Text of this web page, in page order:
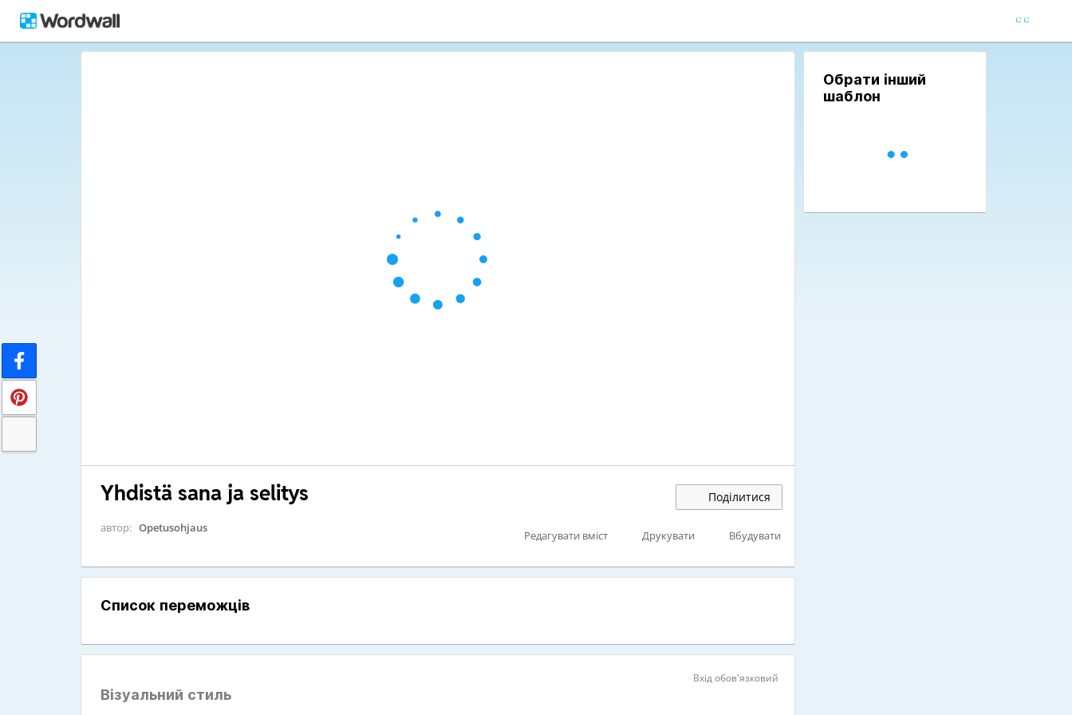
Yhdistä sana ja selitys Поділитися
автор: Opetusohjaus
Редагувати вміст Друкувати Вбудувати
Список переможців
Вхід обов’язковий
Візуальний стиль
Обрати інший
шаблон